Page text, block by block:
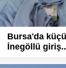
Bursa'da
İnegöllü